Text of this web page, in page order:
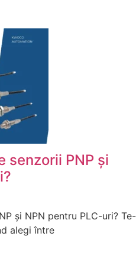
senzorii PNP și
și NPN pentru PLC-uri? Te-
alegi între